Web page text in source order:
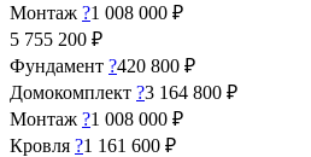
Монтаж ?1 008 000 ₽
5 755 200 ₽
Фундамент ?420 800 ₽
Домокомплект ?3 164 800 ₽
Монтаж ?1 008 000 ₽
Кровля ?1 161 600 ₽